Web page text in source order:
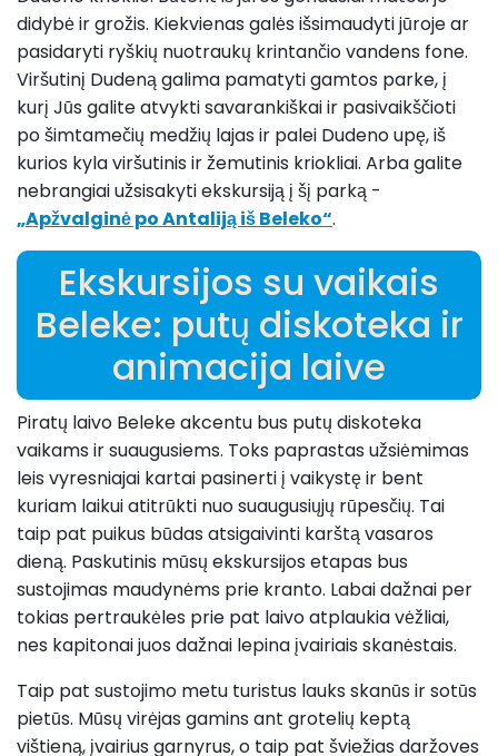
didybė ir grožis. Kiekvienas galės išsimaudyti jūroje ar
pasidaryti ryškių nuotraukų krintančio vandens fone.
Viršutinį Dudeną galima pamatyti gamtos parke, į
kurį Jūs galite atvykti savarankiškai ir pasivaikščioti
po šimtamečių medžių lajas ir palei Dudeno upę, iš
kurios kyla viršutinis ir žemutinis kriokliai. Arba galite
nebrangiai užsisakyti ekskursiją į šį parką -
„Apžvalginė po Antaliją iš Beleko“.
Ekskursijos su vaikais
Beleke: putų diskoteka ir
animacija laive
Piratų laivo Beleke akcentu bus putų diskoteka
vaikams ir suaugusiems. Toks paprastas užsiėmimas
leis vyresniajai kartai pasinerti į vaikystę ir bent
kuriam laikui atitrūkti nuo suaugusiųjų rūpesčių. Tai
taip pat puikus būdas atsigaivinti karštą vasaros
dieną. Paskutinis mūsų ekskursijos etapas bus
sustojimas maudynėms prie kranto. Labai dažnai per
tokias pertraukėles prie pat laivo atplaukia vėžliai,
nes kapitonai juos dažnai lepina įvairiais skanėstais.
Taip pat sustojimo metu turistus lauks skanūs ir sotūs
pietūs. Mūsų virėjas gamins ant grotelių keptą
vištieną, įvairius garnyrus, o taip pat šviežias daržoves